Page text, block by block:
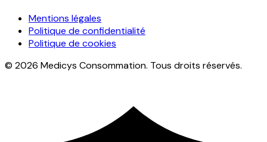
Mentions légales
Politique de confidentialité
Politique de cookies
© 2026 Medicys Consommation. Tous droits réservés.